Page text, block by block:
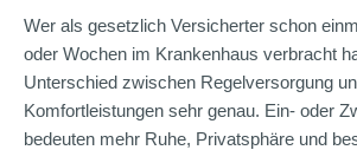
Wer als gesetzlich Versicherter schon
oder Wochen im Krankenhaus verbracht
Unterschied zwischen Regelversorgung
Komfortleistungen sehr genau. Ein- oder
bedeuten mehr Ruhe, Privatsphäre und